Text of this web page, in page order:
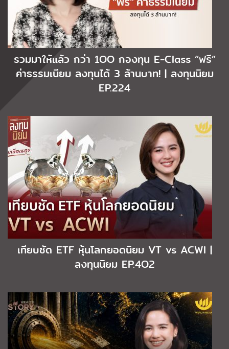
รวมมาให้แล้ว กว่า 1OO กองทุน E-Class “ฟรี”
ค่าธรรมเนียม ลงทุนได้ 3 ล้านบาท! | ลงทุนนิยม
EP.224
เทียบชัด ETF หุ้นโลกยอดนิยม VT vs ACWI |
ลงทุนนิยม EP.4O2